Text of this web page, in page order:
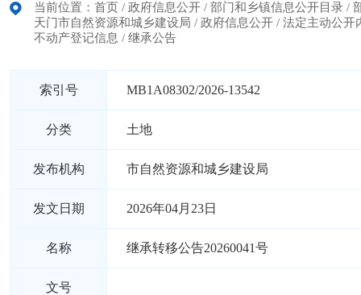
当前位置： 首页 / 政府信息公开 / 部门和乡镇信息公开目录 /
天门市自然资源和城乡建设局 / 政府信息公开 / 法定主动公开
不动产登记信息 / 继承公告
索引号 MB1A08302/2026-13542
分类 土地
发布机构 市自然资源和城乡建设局
发文日期 2026年04月23日
名称 继承转移公告20260041号
文号